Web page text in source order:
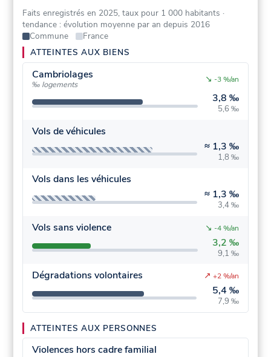
Faits enregistrés en 2025, taux pour 1 000 habitants ·
tendance : évolution moyenne par an depuis 2016
Commune
France
ATTEINTES AUX BIENS
Cambriolages
‰ logements
3,8 ‰
5,6 ‰
↘ -3 %/an
Vols de véhicules
≈ 1,3 ‰
1,8 ‰
Vols dans les véhicules
≈ 1,3 ‰
3,4 ‰
Vols sans violence
3,2 ‰
9,1 ‰
↘ -4 %/an
Dégradations volontaires
5,4 ‰
7,9 ‰
↗ +2 %/an
ATTEINTES AUX PERSONNES
Violences hors cadre familial